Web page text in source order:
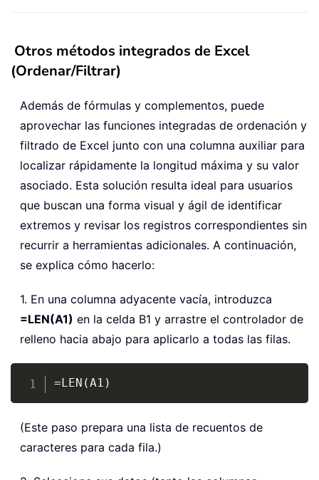
Otros métodos integrados de Excel
(Ordenar/Filtrar)
Además de fórmulas y complementos, puede
aprovechar las funciones integradas de ordenación y
filtrado de Excel junto con una columna auxiliar para
localizar rápidamente la longitud máxima y su valor
asociado. Esta solución resulta ideal para usuarios
que buscan una forma visual y ágil de identificar
extremos y revisar los registros correspondientes sin
recurrir a herramientas adicionales. A continuación,
se explica cómo hacerlo:
1. En una columna adyacente vacía, introduzca
=LEN(A1) en la celda B1 y arrastre el controlador de
relleno hacia abajo para aplicarlo a todas las filas.
=LEN(A1)
(Este paso prepara una lista de recuentos de
caracteres para cada fila.)